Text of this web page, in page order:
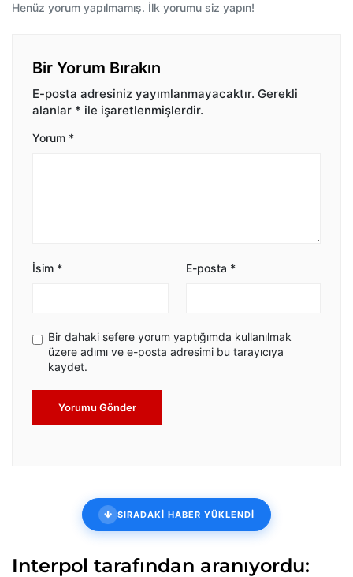
Henüz yorum yapılmamış. İlk yorumu siz yapın!
Bir Yorum Bırakın
E-posta adresiniz yayımlanmayacaktır. Gerekli
alanlar * ile işaretlenmişlerdir.
Yorum *
İsim * E-posta *
Bir dahaki sefere yorum yaptığımda kullanılmak
üzere adımı ve e-posta adresimi bu tarayıcıya
kaydet.
Yorumu Gönder
SIRADAKİ HABER YÜKLENDİ
Interpol tarafından aranıyordu: